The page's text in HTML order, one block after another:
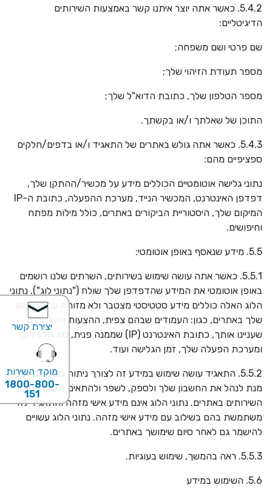
יצירת קשר
מוקד השירות
1800-800-
151
5.4.2. כאשר אתה יוצר איתנו קשר באמצעות השירותים
הדיגיטליים:
שם פרטי ושם משפחה;
מספר תעודת הזיהוי שלך;
מספר הטלפון שלך, כתובת הדוא"ל שלך;
התוכן של שאלתך ו/או בקשתך.
5.4.3. כאשר אתה גולש באתרים של התאגיד ו/או בדפים/חלקים
ספציפיים מהם:
נתוני גלישה אוטומטיים הכוללים מידע על מכשיר/ההתקן שלך,
דפדפן האינטרנט, המכשיר הנייד, מערכת ההפעלה, כתובת ה-IP
המיקום שלך, היסטוריית הביקורים באתרים, כולל מילות מפתח
וחיפושים.
5.5. מידע שנאסף באופן אוטומטי:
5.5.1. כאשר אתה עושה שימוש בשירותים, השרתים שלנו רושמים
באופן אוטומטי את המידע שהדפדפן שלך שולח ("נתוני לוג"). נתוני
הלוג האלה כוללים מידע סטטיסטי מצטבר ולא מזוהה על השימוש
שלך באתרים, כגון: העמודים שבהם צפית, ההצעות והשירותים
שעניינו אותך, כתובת האינטרנט (IP) שממנה פנית, סוג הדפדפן
ומערכת הפעלה שלך, זמן הגלישה ועוד.
5.5.2. התאגיד עושה שימוש במידע זה לצורך ניתוח סטטיסטי ועל
מנת לנהל את החשבון שלך ולספק, לשפר ולהתאים אישית את
השירותים באתרים. נתוני הלוג אינם מידע אישי מזהה והתאגיד לא
משתמשת בהם בשילוב עם מידע אישי מזהה. נתוני הלוג עשויים
להישמר גם לאחר סיום שימושך באתרים.
5.5.3. ראה בהמשך, שימוש בעוגיות.
5.6. השימוש במידע